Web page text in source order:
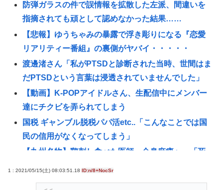
防弾ガラスの件で誤情報を拡散した左派、間違いを
指摘されても頑として認めなかった結果……
【悲報】ゆうちゃみの暴露で浮き彫りになる『恋愛
リアリティー番組』の裏側がヤバイ・・・・・
渡邊渚さん「私がPTSDと診断された当時、世間はま
だPTSDという言葉は浸透されていませんでした」
【動画】K-POPアイドルさん、生配信中にメンバー
達にチクビを弄られてしまう
国税 ギャンブル脱税パパ活etc..「こんなことでは国
民の信用がなくなってしまう」
【九州名物】鶏刺し食べた医師、全身麻痺へ…「死
イチローの晩年(2011-2019)の成績、流石に擁護でき
1 : 2021/05/15(土) 08:03:51.18 ID:n/8+NocSr